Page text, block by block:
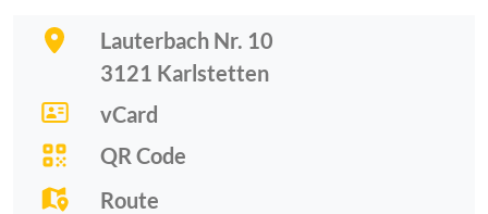
Lauterbach Nr. 10
3121 Karlstetten
vCard
QR Code
Route